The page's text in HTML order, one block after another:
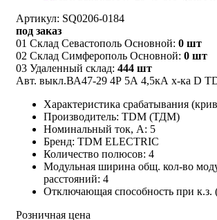
Артикул: SQ0206-0184
под заказ
01 Склад Севастополь Основной: 0 шт
02 Склад Симферополь Основной: 0 шт
03 Удаленный склад: 444 шт
Авт. выкл.ВА47-29 4Р 5А 4,5кА х-ка D
Характеристика срабатывания
Производитель: TDM (ТДМ)
Номинальный ток, А: 5
Бренд: TDM ELECTRIC
Количество полюсов: 4
Модульная ширина общ. кол-во
расстояний: 4
Отключающая способность при
Розничная цена